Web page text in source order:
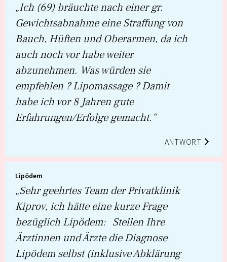
„Ich (69) bräuchte nach einer gr.
Gewichtsabnahme eine Straffung von
Bauch, Hüften und Oberarmen, da ich
auch noch vor habe weiter
abzunehmen. Was würden sie
empfehlen ? Lipomassage ? Damit
habe ich vor 8 Jahren gute
Erfahrungen/Erfolge gemacht.“
ANTWORT
Lipödem
„Sehr geehrtes Team der Privatklinik
Kiprov, ich hätte eine kurze Frage
bezüglich Lipödem: Stellen Ihre
Ärztinnen und Ärzte die Diagnose
Lipödem selbst (inklusive Abklärung